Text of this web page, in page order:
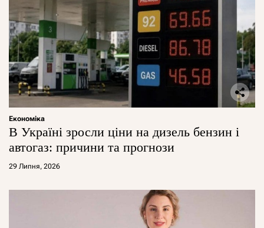
Економіка
В Україні зросли ціни на дизель бензин і
автогаз: причини та прогнози
29 Липня, 2026